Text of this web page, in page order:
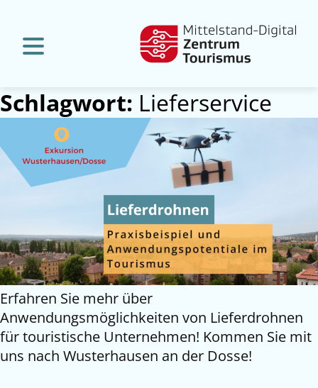
Schlagwort: Lieferservice
Erfahren Sie mehr über
Anwendungsmöglichkeiten von Lieferdrohnen
für touristische Unternehmen! Kommen Sie mit
uns nach Wusterhausen an der Dosse!